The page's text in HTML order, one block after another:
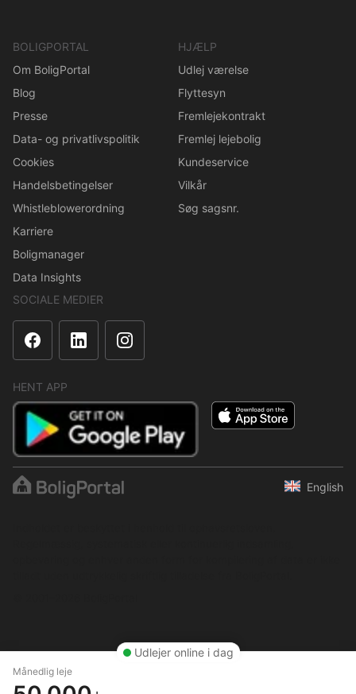
Udlejer online i dag
Månedlig leje
BOLIGPORTAL
Om BoligPortal
Blog
Presse
Data- og privatlivspolitik
Cookies
Handelsbetingelser
Whistleblowerordning
Karriere
Boligmanager
Data Insights
HJÆLP
Udlej værelse
Flyttesyn
Fremlejekontrakt
Fremlej lejebolig
Kundeservice
Vilkår
Søg sagsnr.
SOCIALE MEDIER
HENT APP
English